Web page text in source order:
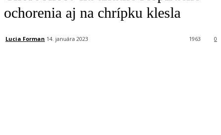
ochorenia aj na chrípku klesla
Lucia Forman 14. januára 2023 0
1963